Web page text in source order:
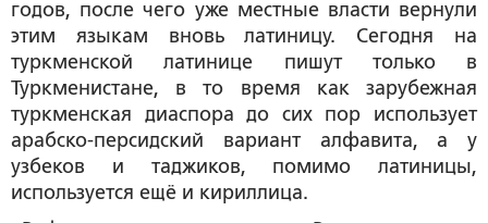
годов, после чего уже местные власти вернули
этим языкам вновь латиницу. Сегодня на
туркменской латинице пишут только в
Туркменистане, в то время как зарубежная
туркменская диаспора до сих пор использует
арабско-персидский вариант алфавита, а у
узбеков и таджиков, помимо латиницы,
используется ещё и кириллица.